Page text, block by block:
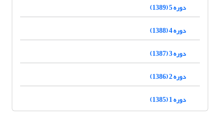
دوره 5 (1389)
دوره 4 (1388)
دوره 3 (1387)
دوره 2 (1386)
دوره 1 (1385)